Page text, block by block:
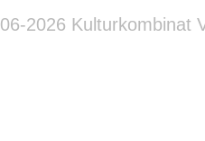
2026